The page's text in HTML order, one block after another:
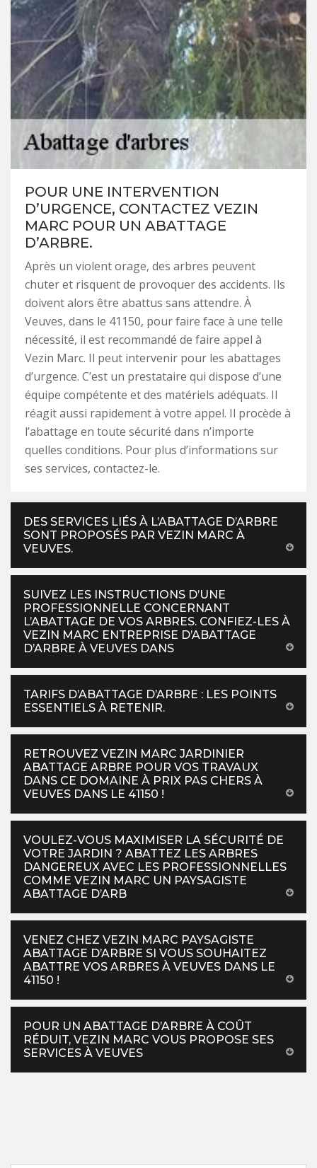
POUR UNE INTERVENTION
D’URGENCE, CONTACTEZ VEZIN
MARC POUR UN ABATTAGE
D’ARBRE.
Après un violent orage, des arbres peuvent
chuter et risquent de provoquer des accidents. Ils
doivent alors être abattus sans attendre. À
Veuves, dans le 41150, pour faire face à une telle
nécessité, il est recommandé de faire appel à
Vezin Marc. Il peut intervenir pour les abattages
d’urgence. C’est un prestataire qui dispose d’une
équipe compétente et des matériels adéquats. Il
réagit aussi rapidement à votre appel. Il procède à
l’abattage en toute sécurité dans n’importe
quelles conditions. Pour plus d’informations sur
ses services, contactez-le.
DES SERVICES LIÉS À L’ABATTAGE D’ARBRE
SONT PROPOSÉS PAR VEZIN MARC À
VEUVES.
SUIVEZ LES INSTRUCTIONS D’UNE
PROFESSIONNELLE CONCERNANT
L’ABATTAGE DE VOS ARBRES. CONFIEZ-LES À
VEZIN MARC ENTREPRISE D’ABATTAGE
D’ARBRE À VEUVES DANS
TARIFS D’ABATTAGE D’ARBRE : LES POINTS
ESSENTIELS À RETENIR.
RETROUVEZ VEZIN MARC JARDINIER
ABATTAGE ARBRE POUR VOS TRAVAUX
DANS CE DOMAINE À PRIX PAS CHERS À
VEUVES DANS LE 41150 !
VOULEZ-VOUS MAXIMISER LA SÉCURITÉ DE
VOTRE JARDIN ? ABATTEZ LES ARBRES
DANGEREUX AVEC LES PROFESSIONNELLES
COMME VEZIN MARC UN PAYSAGISTE
ABATTAGE D’ARB
VENEZ CHEZ VEZIN MARC PAYSAGISTE
ABATTAGE D’ARBRE SI VOUS SOUHAITEZ
ABATTRE VOS ARBRES À VEUVES DANS LE
41150 !
POUR UN ABATTAGE D’ARBRE À COÛT
RÉDUIT, VEZIN MARC VOUS PROPOSE SES
SERVICES À VEUVES